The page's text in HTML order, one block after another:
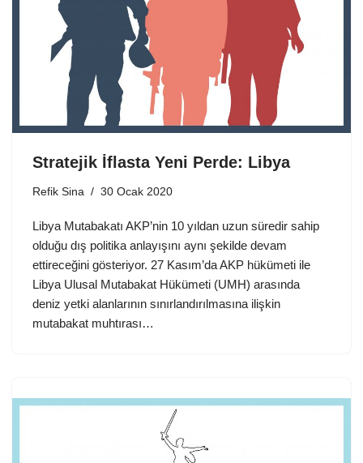
Stratejik İflasta Yeni Perde: Libya
Refik Sina 30 Ocak 2020
Libya Mutabakatı AKP’nin 10 yıldan uzun süredir sahip
olduğu dış politika anlayışını aynı şekilde devam
ettireceğini gösteriyor. 27 Kasım’da AKP hükümeti ile
Libya Ulusal Mutabakat Hükümeti (UMH) arasında
deniz yetki alanlarının sınırlandırılmasına ilişkin
mutabakat muhtırası…